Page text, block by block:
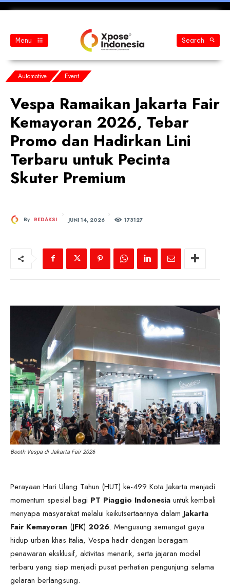
Menu Search
Automotive Event
Vespa Ramaikan Jakarta Fair
Kemayoran 2026, Tebar
Promo dan Hadirkan Lini
Terbaru untuk Pecinta
Skuter Premium
By REDAKSI JUNI 14, 2026 173127
Booth Vespa di Jakarta Fair 2026
Perayaan Hari Ulang Tahun (HUT) ke-499 Kota Jakarta menjadi
momentum spesial bagi PT Piaggio Indonesia untuk kembali
menyapa masyarakat melalui keikutsertaannya dalam Jakarta
Fair Kemayoran (JFK) 2026. Mengusung semangat gaya
hidup urban khas Italia, Vespa hadir dengan beragam
penawaran eksklusif, aktivitas menarik, serta jajaran model
terbaru yang siap menjadi pusat perhatian pengunjung selama
gelaran berlangsung.